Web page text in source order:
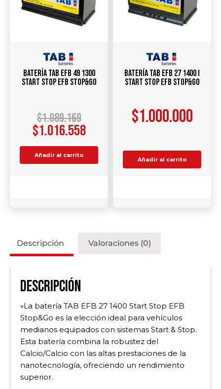
Batería TAB EFB 49 1300
Start Stop EFB Stop&Go
$1.089.169
$1.016.558
Añadir al carrito
Batería TAB EFB 27 1400 I
Start Stop EFB Stop&Go
$1.000.000
Añadir al carrito
Descripción Valoraciones (0)
Descripción
«La batería TAB EFB 27 1400 Start Stop EFB
Stop&Go es la elección ideal para vehículos
medianos equipados con sistemas Start & Stop.
Esta batería combina la robustez del
Calcio/Calcio con las altas prestaciones de la
nanotecnología, ofreciendo un rendimiento
superior.